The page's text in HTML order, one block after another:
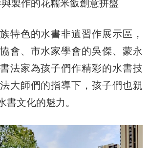
製作的花糯米飯創意拼盤
色的水書非遺習作展示區，
會、市水家學會的吳傑、蒙永
法家為孩子們作精彩的水書技
大師們的指導下，孩子們也親
書文化的魅力。